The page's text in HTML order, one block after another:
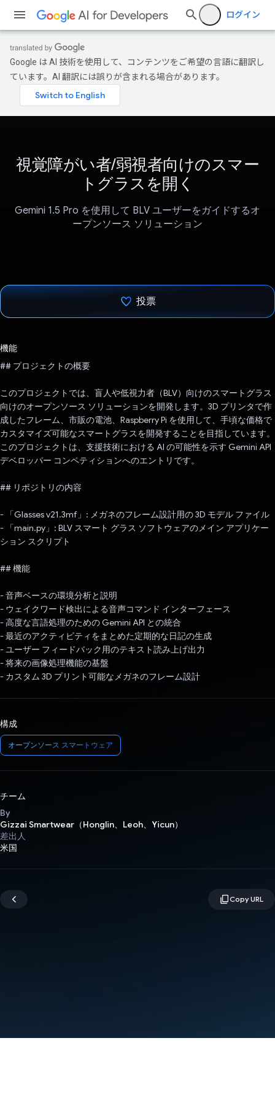
ログイン
Google は AI 技術を使用して、コンテンツをご希望の言語に翻訳し
ています。AI 翻訳には誤りが含まれる場合があります。
視覚障がい者/弱視者向けのスマー
トグラスを開く
Gemini 1.5 Pro を使用して BLV ユーザーをガイドするオ
ープンソース ソリューション
投票
機能
## プロジェクトの概要
このプロジェクトでは、盲人や低視力者（BLV）向けのスマートグラス
向けのオープンソース ソリューションを開発します。3D プリンタで作
成したフレーム、市販の電池、Raspberry Pi を使用して、手頃な価格で
カスタマイズ可能なスマートグラスを開発することを目指しています。
このプロジェクトは、支援技術における AI の可能性を示す Gemini API
デベロッパー コンペティションへのエントリです。
## リポジトリの内容
- 「Glasses v21.3mf」: メガネのフレーム設計用の 3D モデル ファイル
- 「main.py」: BLV スマート グラス ソフトウェアのメイン アプリケー
ション スクリプト
## 機能
- 音声ベースの環境分析と説明
- ウェイクワード検出による音声コマンド インターフェース
- 高度な言語処理のための Gemini API との統合
- 最近のアクティビティをまとめた定期的な日記の生成
- ユーザー フィードバック用のテキスト読み上げ出力
- 将来の画像処理機能の基盤
- カスタム 3D プリント可能なメガネのフレーム設計
構成
オープンソース スマートウェア
チーム
By
Gizzai Smartwear（Honglin、Leoh、Yicun）
差出人
米国